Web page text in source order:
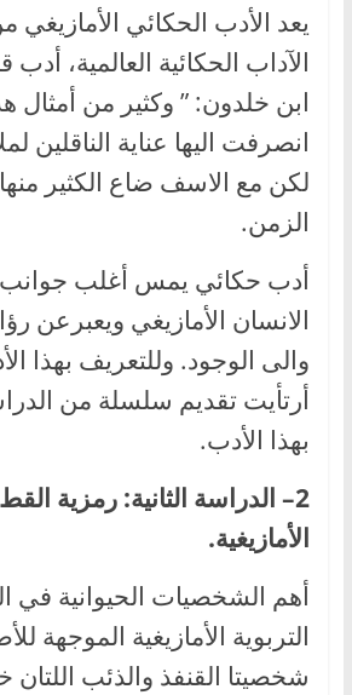
يعد الأدب الحكائي الأمازيغي
الآداب الحكائية العالمية، أدب
ابن خلدون: ” وكثير من أمثال
انصرفت اليها عناية الناقلين
لكن مع الاسف ضاع الكثير
الزمن.
أدب حكائي يمس أغلب جوانب
الانسان الأمازيغي ويعبرعن
والى الوجود. وللتعريف بهذا
أرتأيت تقديم سلسلة من
بهذا الأدب.
2– الدراسة الثانية: رمزية
الأمازيغية.
أهم الشخصيات الحيوانية في
التربوية الأمازيغية الموجهة
شخصيتا القنفذ والذئب